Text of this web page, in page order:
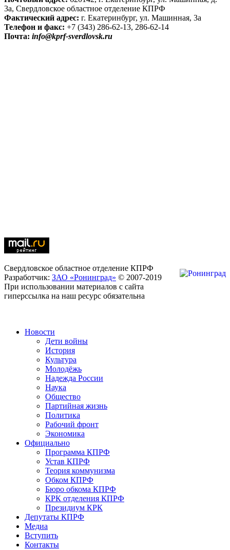
3а, Свердловское областное отделение КПРФ
Фактический адрес: г. Екатеринбург, ул. Машинная, 3а
Телефон и факс: +7 (343) 286-62-13, 286-62-14
Почта: info@kprf-sverdlovsk.ru
Свердловское областное отделение КПРФ
Разработчик: ЗАО «Ронинград» © 2007-2019
При использовании материалов с сайта
гиперссылка на наш ресурс обязательна
Новости
Дети войны
История
Культура
Молодёжь
Надежда России
Наука
Общество
Партийная жизнь
Политика
Рабочий фронт
Экономика
Официально
Программа КПРФ
Устав КПРФ
Теория коммунизма
Обком КПРФ
Бюро обкома КПРФ
КРК отделения КПРФ
Президиум КРК
Депутаты КПРФ
Медиа
Вступить
Контакты